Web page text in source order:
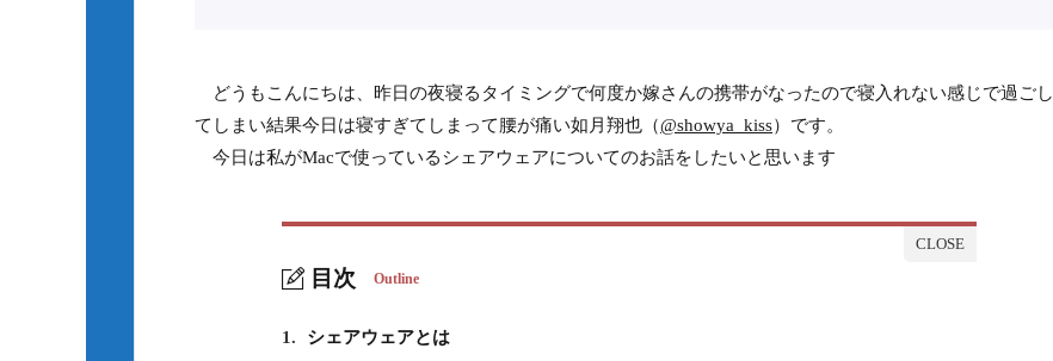
どうもこんにちは、昨日の夜寝るタイミングで何度か嫁さんの携帯がなったので寝入れない感じで過ごし
てしまい結果今日は寝すぎてしまって腰が痛い如月翔也（@showya_kiss）です。
今日は私がMacで使っているシェアウェアについてのお話をしたいと思います
目次 Outline
1. シェアウェアとは